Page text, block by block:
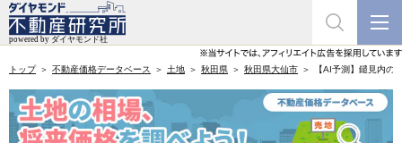
トップ 不動産価格データベース 土地 秋田県 秋田県大仙市 【AI予測】鑓見内